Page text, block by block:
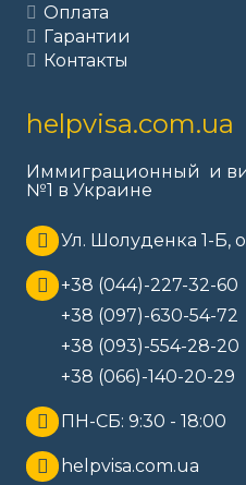
Оплата
Гарантии
Контакты
helpvisa.com.ua
Иммиграционный и
№1 в Украине
Ул. Шолуденка 1-Б,
+38 (044)-227-32-60
+38 (097)-630-54-72
+38 (093)-554-28-20
+38 (066)-140-20-29
ПН-СБ: 9:30 - 18:00
helpvisa.com.ua